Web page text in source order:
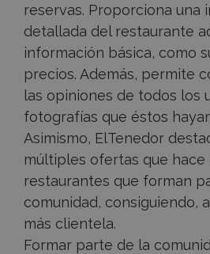
reservas. Proporciona una
detallada del restaurante
información básica, como
precios. Además, permite
las opiniones de todos los
fotografías que éstos
Asimismo, ElTenedor
múltiples ofertas que hace
restaurantes que forman
comunidad, consiguiendo,
más clientela.
Formar parte de la